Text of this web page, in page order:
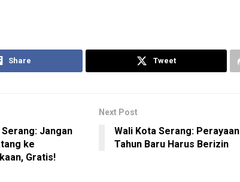
Share Tweet
Jangan
ke
Gratis!
Next Post
Wali Kota Serang: Perayaan
Tahun Baru Harus Berizin